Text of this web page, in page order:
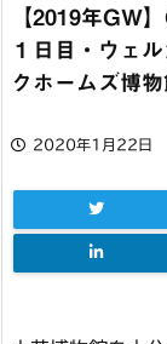
【2019年GW
１日目・ウェ
クホームズ博
2020年1月22日